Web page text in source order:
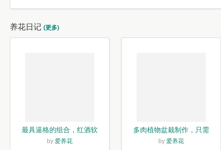
养花日记 (更多)
最具逼格的组合，红酒软
木塞diy多肉植物盆栽
by 爱养花
多肉植物盆栽制作，只需
简单6步
by 爱养花